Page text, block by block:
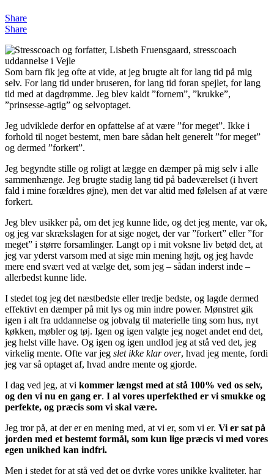
Share
Share
Som barn fik jeg ofte at vide, at jeg brugte alt for lang tid på mig
selv. For lang tid under bruseren, for lang tid foran spejlet, for lang
tid med at dagdrømme. Jeg blev kaldt ”fornem”, ”krukke”,
”prinsesse-agtig” og selvoptaget.
Jeg udviklede derfor en opfattelse af at være ”for meget”. Ikke i
forhold til noget bestemt, men bare sådan helt generelt ”for meget”
og dermed ”forkert”.
Jeg begyndte stille og roligt at lægge en dæmper på mig selv i alle
sammenhænge. Jeg brugte stadig lang tid på badeværelset (i hvert
fald i mine forældres øjne), men det var altid med følelsen af at være
forkert.
Jeg blev usikker på, om det jeg kunne lide, og det jeg mente, var ok,
og jeg var skrækslagen for at sige noget, der var ”forkert” eller ”for
meget” i større forsamlinger. Langt op i mit voksne liv betød det, at
jeg var yderst varsom med at sige min mening højt, og jeg havde
mere end svært ved at vælge det, som jeg – sådan inderst inde –
allerbedst kunne lide.
I stedet tog jeg det næstbedste eller tredje bedste, og lagde dermed
effektivt en dæmper på mit lys og min indre power. Mønstret gik
igen i alt fra uddannelse og jobvalg til materielle ting som hus, nyt
køkken, møbler og tøj. Igen og igen valgte jeg noget andet end det,
jeg helst ville have. Og igen og igen undlod jeg at stå ved det, jeg
virkelig mente. Ofte var jeg slet ikke klar over, hvad jeg mente, fordi
jeg var så optaget af, hvad andre mente og gjorde.
I dag ved jeg, at vi kommer længst med at stå 100% ved os selv,
og den vi nu en gang er. I al vores uperfekthed er vi smukke og
perfekte, og præcis som vi skal være.
Jeg tror på, at der er en mening med, at vi er, som vi er. Vi er sat på
jorden med et bestemt formål, som kun lige præcis vi med vores
egen unikhed kan indfri.
Men i stedet for at stå ved det og dyrke vores unikke kvaliteter, har